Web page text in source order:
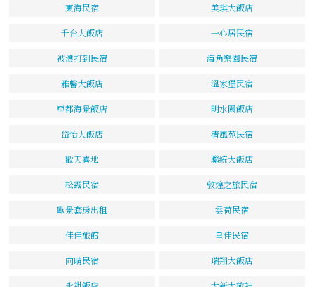
東海民宿 美琪大飯店
千台大飯店 一心居民宿
被浪打到民宿 海角樂園民宿
雅馨大飯店 溫家堡民宿
亞都海景飯店 明水園飯店
岱怡大飯店 清風苑民宿
歡天喜地 聯統大飯店
松露民宿 敦煌之旅民宿
歐景套房出租 雲荷民宿
佳佳旅館 皇佳民宿
向晴民宿 瑞翔大飯店